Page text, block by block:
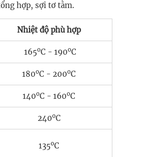
hợp, sợi tơ tằm.
Nhiệt độ phù hợp
165oC - 190oC
180oC - 200oC
140oC - 160oC
240oC
135oC